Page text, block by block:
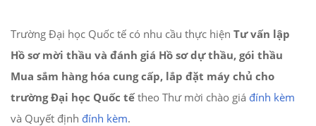
Trường Đại học Quốc tế có nhu cầu thực hiện Tư vấn lập
Hồ sơ mời thầu và đánh giá Hồ sơ dự thầu, gói thầu
Mua sắm hàng hóa cung cấp, lắp đặt máy chủ cho
trường Đại học Quốc tếtheo Thư mời chào giá đính kèm
và Quyết định đính kèm.